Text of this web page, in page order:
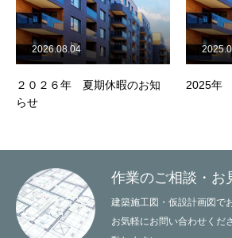
NEWS
ORDER
CONTACT
２０２６年 夏期休暇のお知
らせ
2026.08.04
2025年
作業のご相談・お
建築施工図・仮設計画図で
お気軽にお問い合わせくだ